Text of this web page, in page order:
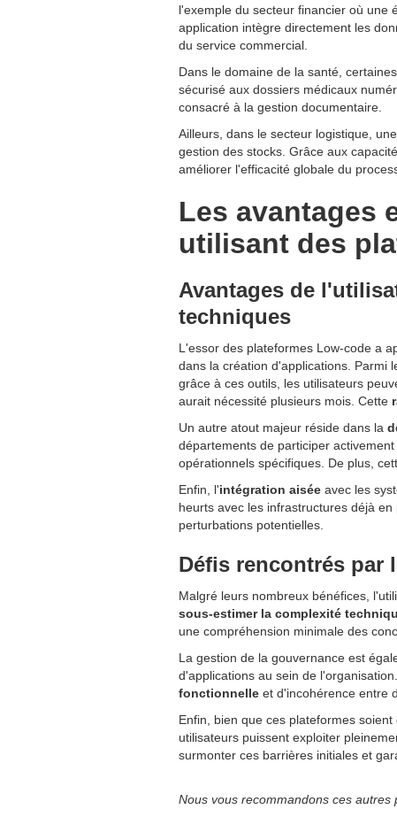
l'exemple du secteur financier où une
application intègre directement les
du service commercial.
Dans le domaine de la santé,
sécurisé aux dossiers médicaux
consacré à la gestion documentaire.
Ailleurs, dans le secteur logistique,
gestion des stocks. Grâce aux
améliorer l'efficacité globale du
Les avantages
utilisant des
Avantages de
techniques
L'essor des plateformes Low-code a
dans la création d'applications. Parmi
grâce à ces outils, les utilisateurs
aurait nécessité plusieurs mois. Cette
Un autre atout majeur réside dans la
départements de participer
opérationnels spécifiques. De plus,
Enfin, l'intégration aisée avec les
heurts avec les infrastructures déjà
perturbations potentielles.
Défis rencontrés par
Malgré leurs nombreux bénéfices,
sous-estimer la complexité
une compréhension minimale des
La gestion de la gouvernance est
d'applications au sein de
fonctionnelle et d'incohérence entre
Enfin, bien que ces plateformes
utilisateurs puissent exploiter
surmonter ces barrières initiales et
Nous vous recommandons ces autres